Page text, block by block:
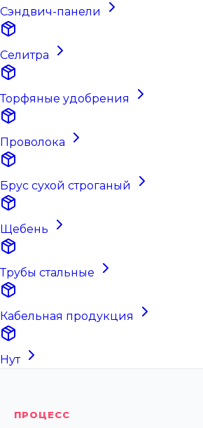
Сэндвич-панели
Селитра
Торфяные удобрения
Проволока
Брус сухой строганый
Щебень
Трубы стальные
Кабельная продукция
Нут
ПРОЦЕСС